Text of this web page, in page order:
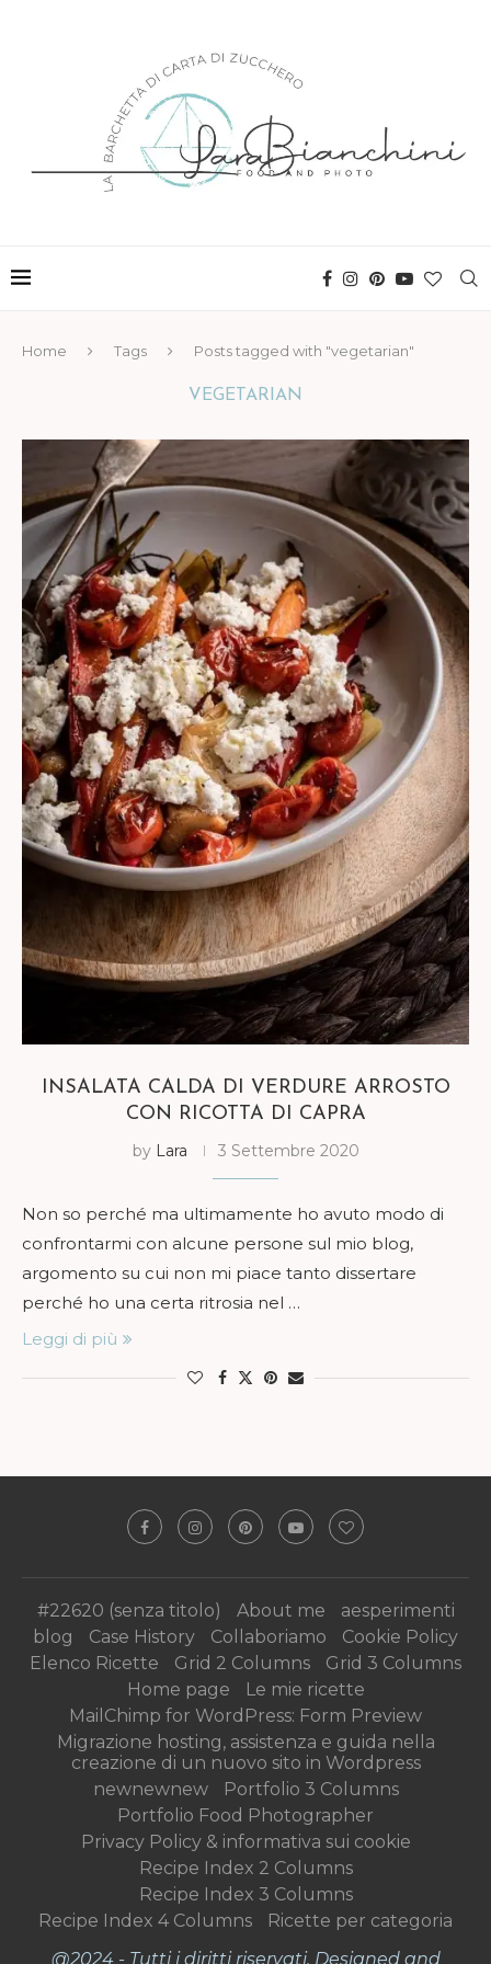
Home Tags Posts tagged with "vegetarian"
VEGETARIAN
INSALATA CALDA DI VERDURE ARROSTO
CON RICOTTA DI CAPRA
by Lara 3 Settembre 2020
Non so perché ma ultimamente ho avuto modo di
confrontarmi con alcune persone sul mio blog,
argomento su cui non mi piace tanto dissertare
perché ho una certa ritrosia nel …
Leggi di più
#22620 (senza titolo) About me
aesperimenti
blog
Case History Collaboriamo
Cookie Policy
Elenco Ricette
Grid 2 Columns
Grid 3 Columns
Home page
Le mie ricette
MailChimp for WordPress: Form Preview
Migrazione hosting, assistenza e guida nella
creazione di un nuovo sito in Wordpress
newnewnew
Portfolio 3 Columns
Portfolio Food Photographer
Privacy Policy & informativa sui cookie
Recipe Index 2 Columns
Recipe Index 3 Columns
Recipe Index 4 Columns
Ricette per categoria
@2024 - Tutti i diritti riservati. Designed and